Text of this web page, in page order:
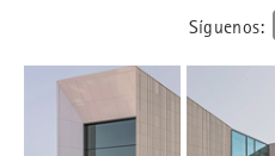
Síguenos: